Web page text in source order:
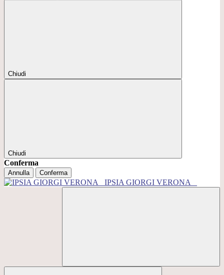
Chiudi
Chiudi
Conferma
Annulla Conferma
IPSIA GIORGI VERONA